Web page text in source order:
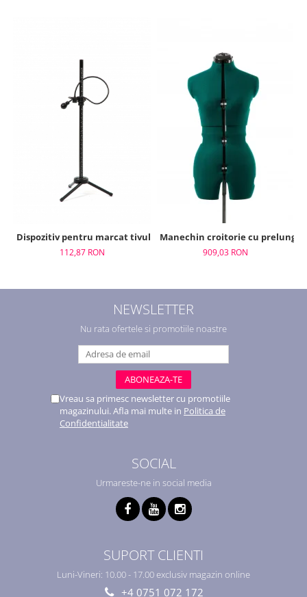
Dispozitiv pentru marcat tivul, Adjustoform, FG515
112,87 RON
Manechin croitorie cu
909,03 RON
NEWSLETTER
Nu rata ofertele si promotiile noastre
Vreau sa primesc newsletter cu promotiile
magazinului. Afla mai multe in Politica de
Confidentialitate
SOCIAL
Urmareste-ne in social media
SUPORT CLIENTI
Luni-Vineri: 10.00 - 17.00 exclusiv magazin online
+4 0751 072 172